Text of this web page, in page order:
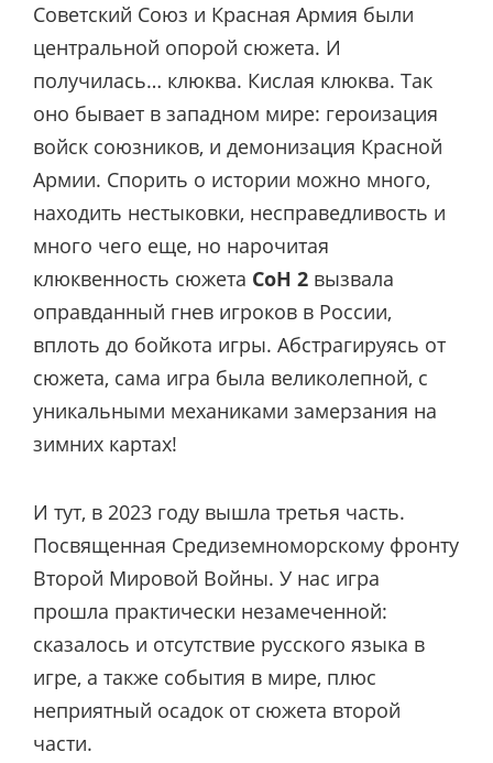
Советский Союз и Красная Армия были
центральной опорой сюжета. И
получилась… клюква. Кислая клюква. Так
оно бывает в западном мире: героизация
войск союзников, и демонизация Красной
Армии. Спорить о истории можно много,
находить нестыковки, несправедливость и
много чего еще, но нарочитая
клюквенность сюжета CoH 2 вызвала
оправданный гнев игроков в России,
вплоть до бойкота игры. Абстрагируясь от
сюжета, сама игра была великолепной, с
уникальными механиками замерзания на
зимних картах!
И тут, в 2023 году вышла третья часть.
Посвященная Средиземноморскому фронту
Второй Мировой Войны. У нас игра
прошла практически незамеченной:
сказалось и отсутствие русского языка в
игре, а также события в мире, плюс
неприятный осадок от сюжета второй
части.